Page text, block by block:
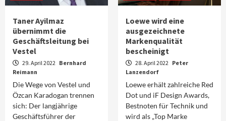
Taner Ayilmaz
übernimmt die
Geschäftsleitung bei
Vestel
29. April 2022 Bernhard
Reimann
Die Wege von Vestel und
Özcan Karadogan trennen
sich: Der langjährige
Geschäftsführer der
Loewe wird eine
ausgezeichnete
Markenqualität
bescheinigt
28. April 2022 Peter
Lanzendorf
Loewe erhält zahlreiche Red
Dot und iF Design Awards,
Bestnoten für Technik und
wird als „Top Marke